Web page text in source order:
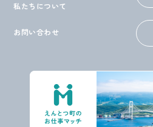
私たちについて
お問い合わせ